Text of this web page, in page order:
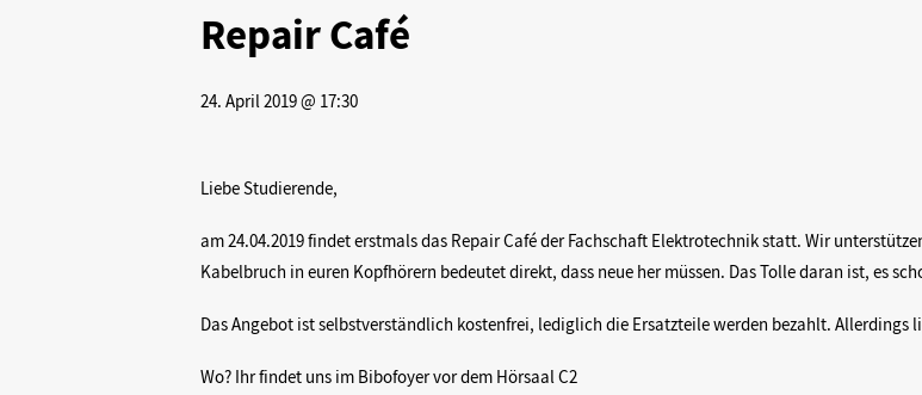
Repair Café
24. April 2019 @ 17:30
Liebe Studierende,
am 24.04.2019 findet erstmals das Repair Café der Fachschaft Elektrotechnik statt. Wir
Kabelbruch in euren Kopfhörern bedeutet direkt, dass neue her müssen. Das Tolle daran ist, es
Das Angebot ist selbstverständlich kostenfrei, lediglich die Ersatzteile werden bezahlt. Allerdings
Wo? Ihr findet uns im Bibofoyer vor dem Hörsaal C2